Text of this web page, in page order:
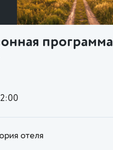
программа
отеля